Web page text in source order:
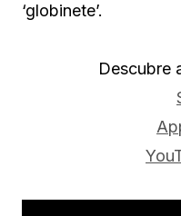
‘globinete’.
Descubre